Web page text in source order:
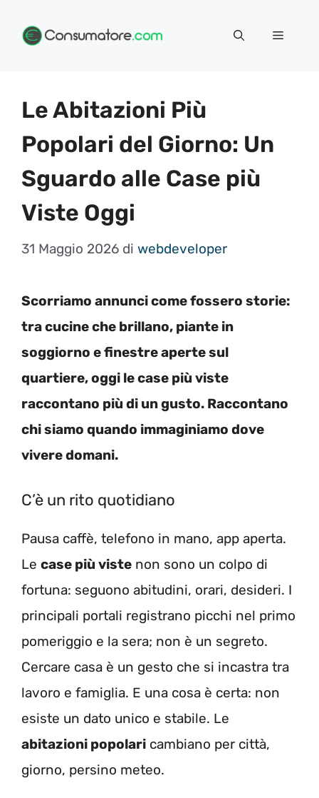
Menu
Le Abitazioni Più
Popolari del Giorno: Un
Sguardo alle Case più
Viste Oggi
31 Maggio 2026 di webdeveloper
Scorriamo annunci come fossero storie:
tra cucine che brillano, piante in
soggiorno e finestre aperte sul
quartiere, oggi le case più viste
raccontano più di un gusto. Raccontano
chi siamo quando immaginiamo dove
vivere domani.
C’è un rito quotidiano
Pausa caffè, telefono in mano, app aperta.
Le case più viste non sono un colpo di
fortuna: seguono abitudini, orari, desideri. I
principali portali registrano picchi nel primo
pomeriggio e la sera; non è un segreto.
Cercare casa è un gesto che si incastra tra
lavoro e famiglia. E una cosa è certa: non
esiste un dato unico e stabile. Le
abitazioni popolari cambiano per città,
giorno, persino meteo.